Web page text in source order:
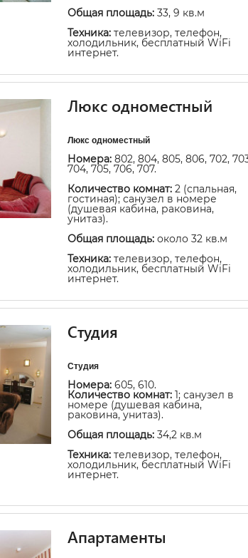
Общая площадь:33, 9 кв.м
Техника:телевизор, телефон,
холодильник, бесплатный WiFi
интернет.
Люкс одноместный
Люкс одноместный
Номера:802, 804, 805, 806, 702,
704, 705, 706, 707.
Количество комнат:2 (спальная,
гостиная); санузел в номере
(душевая кабина, раковина,
унитаз).
Общая площадь: около 32 кв.м
Техника: телевизор, телефон,
холодильник, бесплатный WiFi
интернет.
Студия
Студия
Номера: 605, 610.
Количество комнат: 1; санузел в
номере (душевая кабина,
раковина, унитаз).
Общая площадь:34,2 кв.м
Техника: телевизор, телефон,
холодильник, бесплатный WiFi
интернет.
Апартаменты